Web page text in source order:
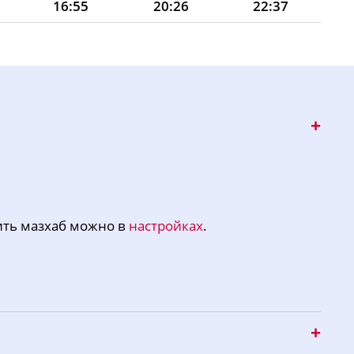
16:55 20:26
22:37
20:11
мазхаб можно в настройках.